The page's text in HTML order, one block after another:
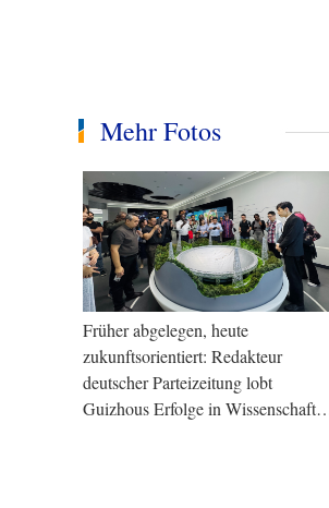
Mehr Fotos
Früher abgelegen, heute
zukunftsorientiert: Redakteur
deutscher Parteizeitung lobt
Guizhous Erfolge in Wissenschaft